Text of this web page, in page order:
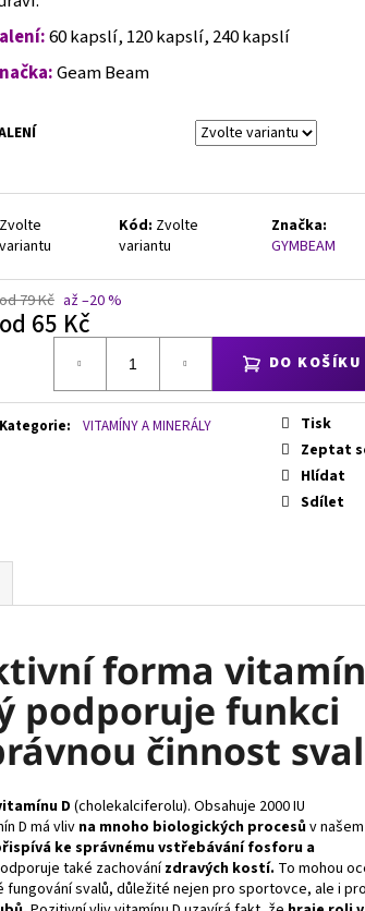
60 kapslí, 120 kapslí, 240 kapslí
Geam Beam
Zvolte
variantu
Kód: Zvolte
variantu
Značka:
GYMBEAM
od 79 Kč až –20 %
od 65 Kč
DO KOŠÍKU
Kategorie: VITAMÍNY A MINERÁLY
Tisk
Zeptat
Hlídat
Sdílet
forma
podporuje funkci
činnost
D(cholekalciferolu). Obsahuje 2000 IU
D má vlivna mnoho biologických procesův našem
ke správnému vstřebávání fosforu a
také zachování zdravých kostí. To mohou
svalů, důležité nejen pro sportovce, ale i pro